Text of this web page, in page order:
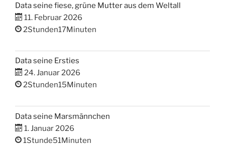
Data seine fiese, grüne Mutter aus dem Weltall
11. Februar 2026
2Stunden17Minuten
Data seine Ersties
24. Januar 2026
2Stunden15Minuten
Data seine Marsmännchen
1. Januar 2026
1Stunde51Minuten